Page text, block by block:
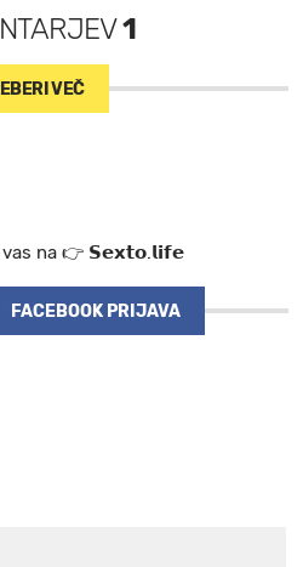
1
VEČ
va s n a 👉 𝗦𝗲𝘅𝘁𝗼.𝗹𝗶𝗳𝗲
FACEBOOK PRIJAVA